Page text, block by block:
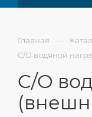
Главная —
C/O водяной
C/O